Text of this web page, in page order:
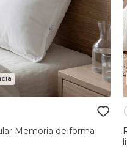
Memoria de forma